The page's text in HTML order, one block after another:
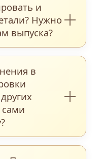
и маломощные
резисторы,
серий,
разъëмы,
и
— как
новые и
и
Нужно
выпуска?
видам — в
в